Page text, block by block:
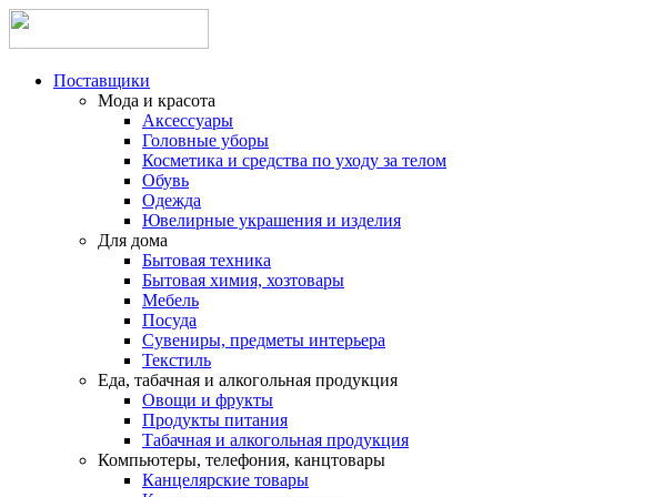
Поставщики
Мода и красота
Аксессуары
Головные уборы
Косметика и средства по уходу за телом
Обувь
Одежда
Ювелирные украшения и изделия
Для дома
Бытовая техника
Бытовая химия, хозтовары
Мебель
Посуда
Сувениры, предметы интерьера
Текстиль
Еда, табачная и алкогольная продукция
Овощи и фрукты
Продукты питания
Табачная и алкогольная продукция
Компьютеры, телефония, канцтовары
Канцелярские товары